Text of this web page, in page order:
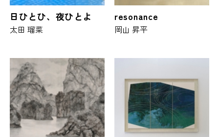
日ひとひ、夜ひとよ
太田 瑠菜
resonance
岡山 昇平